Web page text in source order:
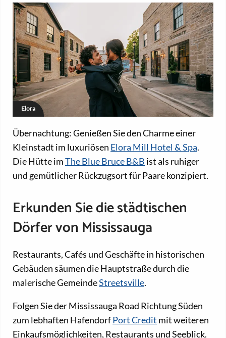
Elora
Übernachtung: Genießen Sie den Charme einer
Kleinstadt im luxuriösen Elora Mill Hotel & Spa.
Die Hütte imThe Blue Bruce B&B ist als ruhiger
und gemütlicher Rückzugsort für Paare konzipiert.
Erkunden Sie die städtischen
Dörfer von Mississauga
Restaurants, Cafés und Geschäfte in historischen
Gebäuden säumen die Hauptstraße durch die
malerische GemeindeStreetsville.
Folgen Sie der Mississauga Road Richtung Süden
zum lebhaften HafendorfPort Credit mit weiteren
Einkaufsmöglichkeiten, Restaurants und Seeblick.